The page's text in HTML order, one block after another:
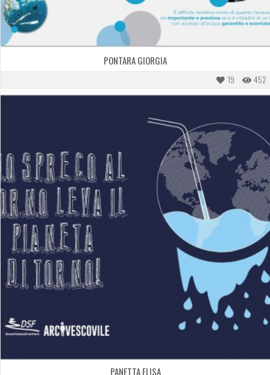
PONTARA GIORGIA
452
19
PANETTA ELISA